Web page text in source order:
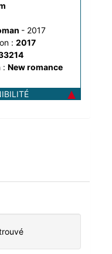
- 2017
: 2017
: New romance